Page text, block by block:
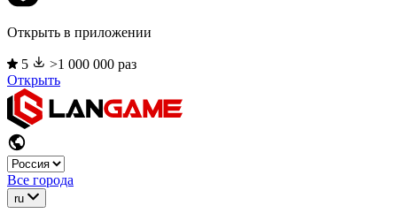
Открыть в приложении
5
>1 000 000 раз
Открыть
Все города
ru